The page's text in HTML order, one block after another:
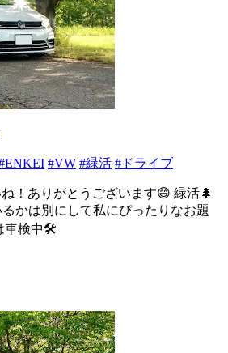
#VW #緑活 #ドライブ
！ありがとうございます😄 緑活🌲
かは別にして私にぴったりなお題
車検中🛠